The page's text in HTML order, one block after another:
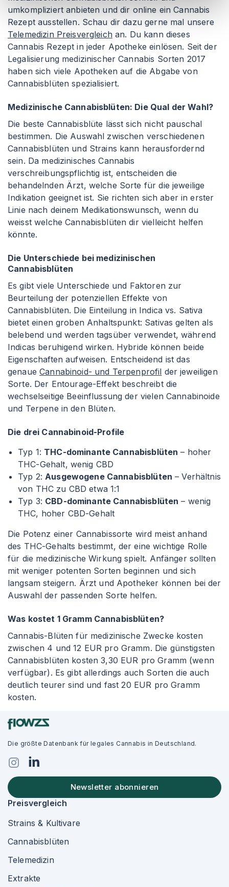
umkompliziert anbieten und dir online ein Cannabis
Rezept ausstellen. Schau dir dazu gerne mal unsere
Telemedizin Preisvergleich an. Du kann dieses
Cannabis Rezept in jeder Apotheke einlösen. Seit der
Legalisierung medizinischer Cannabis Sorten 2017
haben sich viele Apotheken auf die Abgabe von
Cannabisblüten spezialisiert.
Medizinische Cannabisblüten: Die Qual der Wahl?
Die beste Cannabisblüte lässt sich nicht pauschal
bestimmen. Die Auswahl zwischen verschiedenen
Cannabisblüten und Strains kann herausfordernd
sein. Da medizinisches Cannabis
verschreibungspflichtig ist, entscheiden die
behandelnden Ärzt, welche Sorte für die jeweilige
Indikation geeignet ist. Sie richten sich aber in erster
Linie nach deinem Medikationswunsch, wenn du
weisst welche Cannabisblüten dir vielleicht helfen
könnte.
Die Unterschiede bei medizinischen
Cannabisblüten
Es gibt viele Unterschiede und Faktoren zur
Beurteilung der potenziellen Effekte von
Cannabisblüten. Die Einteilung in Indica vs. Sativa
bietet einen groben Anhaltspunkt: Sativas gelten als
belebend und werden tagsüber verwendet, während
Indicas beruhigend wirken. Hybride können beide
Eigenschaften aufweisen. Entscheidend ist das
genaueCannabinoid- und Terpenprofil der jeweiligen
Sorte. Der Entourage-Effekt beschreibt die
wechselseitige Beeinflussung der vielen Cannabinoide
und Terpene in den Blüten.
Die drei Cannabinoid-Profile
Typ 1: THC-dominante Cannabisblüten – hoher
THC-Gehalt, wenig CBD
Typ 2:Ausgewogene Cannabisblüten – Verhältnis
von THC zu CBD etwa 1:1
Typ 3: CBD-dominante Cannabisblüten – wenig
THC, hoher CBD-Gehalt
Die Potenz einer Cannabissorte wird meist anhand
des THC-Gehalts bestimmt, der eine wichtige Rolle
für die medizinische Wirkung spielt. Anfänger sollten
mit weniger potenten Sorten beginnen und sich
langsam steigern. Ärzt und Apotheker können bei der
Auswahl der passenden Sorte helfen.
Was kostet 1 Gramm Cannabisblüten?
Cannabis-Blüten für medizinische Zwecke kosten
zwischen 4 und 12 EUR pro Gramm. Die günstigsten
Cannabisblüten kosten 3,30 EUR pro Gramm (wenn
verfügbar). Es gibt allerdings auch Sorten die auch
deutlich teurer sind und fast 20 EUR pro Gramm
kosten.
Die größte Datenbank für legales Cannabis in Deutschland.
Newsletter abonnieren
Preisvergleich
Strains & Kultivare
Cannabisblüten
Telemedizin
Extrakte